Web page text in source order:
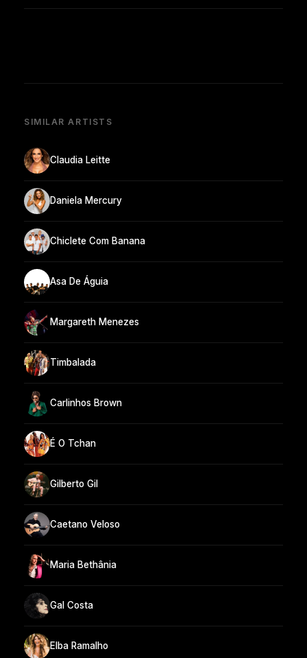
SIMILAR ARTISTS
Claudia Leitte
Daniela Mercury
Chiclete Com Banana
Asa De Águia
Margareth Menezes
Timbalada
Carlinhos Brown
É O Tchan
Gilberto Gil
Caetano Veloso
Maria Bethânia
Gal Costa
Elba Ramalho